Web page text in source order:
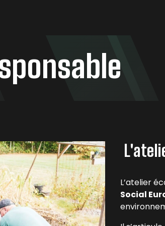
L’atelier
Social